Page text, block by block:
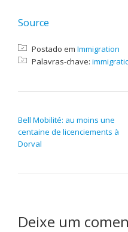
Source
Postado em Immigration
Palavras-chave:
Bell Mobilité: au moins une
centaine de licenciements à
Dorval
Deixe um